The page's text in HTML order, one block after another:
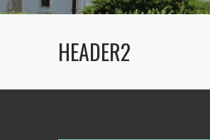
HEADER2